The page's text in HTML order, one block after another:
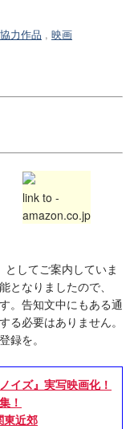
協力作品 , 映画
link to -
amazon.co.jp
してご案内していま
となりましたので、
。告知文中にもある通
る必要はありません。
録を。
イズ』実写映画化！
！
東近郊